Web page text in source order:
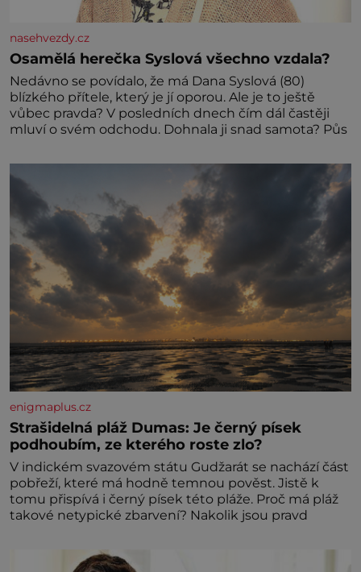
nasehvezdy.cz
Osamělá herečka Syslová všechno vzdala?
Nedávno se povídalo, že má Dana Syslová (80)
blízkého přítele, který je jí oporou. Ale je to ještě
vůbec pravda? V posledních dnech čím dál častěji
mluví o svém odchodu. Dohnala ji snad samota? Půs
enigmaplus.cz
Strašidelná pláž Dumas: Je černý písek
podhoubím, ze kterého roste zlo?
V indickém svazovém státu Gudžarát se nachází část
pobřeží, které má hodně temnou pověst. Jistě k
tomu přispívá i černý písek této pláže. Proč má pláž
takové netypické zbarvení? Nakolik jsou pravd